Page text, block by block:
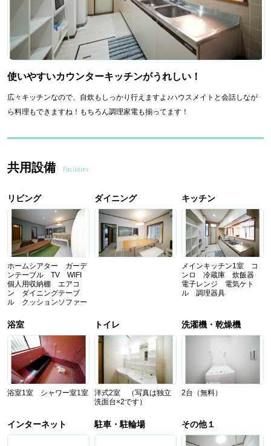
使いやすいカウンターキッチンがうれしい！
広々キッチンなので、自炊もしっかり行えますよ♪ハウスメイトと会話しなが
ら料理もできますね！もちろん調理家電も揃ってます！
共用設備 Facilities
リビング
ホームシアター ガーデ
ンテーブル TV WIFI
個人用収納棚 エアコ
ン ダイニングテーブ
ル クッションソファー
ダイニング キッチン
メインキッチン1室 コ
ンロ 冷蔵庫 炊飯器
電子レンジ 電気ケト
ル 調理器具
浴室
浴室1室 シャワー室1室
トイレ
洋式2室 （写真は独立
洗面台×2です）
洗濯機・乾燥機
2台（無料）
インターネット 駐車・駐輪場 その他１